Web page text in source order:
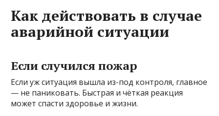
Как действовать в случае
аварийной ситуации
Если случился пожар
Если уж ситуация вышла из-под контроля, главное
— не паниковать. Быстрая и чёткая реакция
может спасти здоровье и жизни.